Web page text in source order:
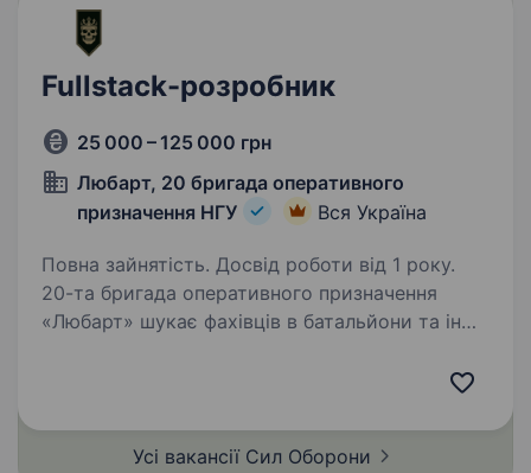
Fullstack-розробник
25 000 – 125 000 грн
Любарт, 20 бригада оперативного
призначення НГУ
Вся Україна
Повна зайнятість. Досвід роботи від 1 року.
20-та бригада оперативного призначення
«Любарт» шукає фахівців в батальйони та інші
та розвиток існуючих продуктів на всіх рівнях
Усі вакансії Сил Оборони